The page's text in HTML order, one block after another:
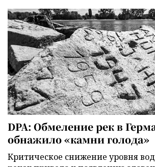
DPA: Обмеление рек в
обнажило «камни голода»
Критическое снижение уровня